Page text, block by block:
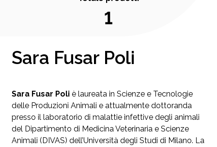
1
Sara Fusar Poli
Sara Fusar Poli è laureata in Scienze e Tecnologie
delle Produzioni Animali e attualmente dottoranda
presso il laboratorio di malattie infettive degli animali
del Dipartimento di Medicina Veterinaria e Scienze
Animali (DIVAS) dell’Università degli Studi di Milano. La